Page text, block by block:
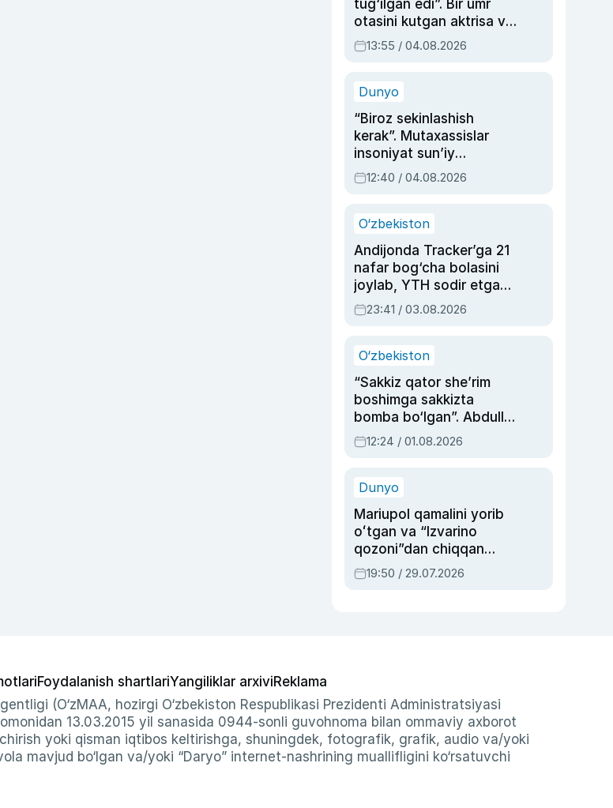
tug‘ilgan edi”. Bir umr
otasini kutgan aktrisa va
dublyaj ustasi Rimma
Ahmedovaning
13:55 / 04.08.2026
Dunyo
“Biroz sekinlashish
kerak”. Mutaxassislar
insoniyat sun’iy
intellektni boshqara
olmay qolishidan xavotir
12:40 / 04.08.2026
O‘zbekiston
Andijonda Tracker’ga 21
nafar bog‘cha bolasini
joylab, YTH sodir etgan
ayolga sud hukmi o‘qildi
23:41 / 03.08.2026
O‘zbekiston
“Sakkiz qator she’rim
boshimga sakkizta
bomba bo‘lgan”. Abdulla
Oripovni siyosiy
ayblovlardan asrab
12:24 / 01.08.2026
Dunyo
Mariupol qamalini yorib
oʻtgan va “Izvarino
qozoni”dan chiqqan
qahramon — Ukraina
armiyasi bosh
19:50 / 29.07.2026
Foydalanish shartlariYangiliklar arxiviReklama
(O‘zMAA, hozirgi O‘zbekiston Respublikasi Prezidenti Administratsiyasi
13.03.2015 yil sanasida 0944-sonli guvohnoma bilan ommaviy axborot
yoki qisman iqtibos keltirishga, shuningdek, fotografik, grafik, audio va/yoki
mavjud bo‘lgan va/yoki “Daryo” internet-nashrining muallifligini ko‘rsatuvchi